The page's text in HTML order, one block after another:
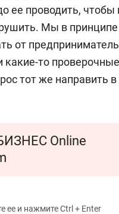
ее проводить,
Мы в
от
какие-то
тот же направить
Online
ее и нажмите Ctrl + Enter